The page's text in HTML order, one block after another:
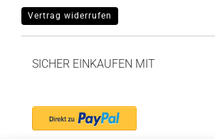
Vertrag widerrufen
SICHER EINKAUFEN MIT